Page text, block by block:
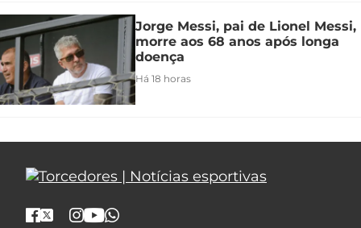
Jorge Messi, pai de Lionel Messi,
morre aos 68 anos após longa
doença
Há 18 horas